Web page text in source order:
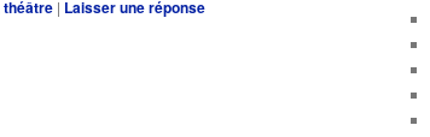
théâtre | Laisser une réponse